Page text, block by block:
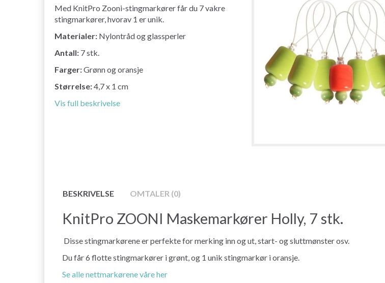
Med KnitPro Zooni-stingmarkører får du 7 vakre
stingmarkører, hvorav 1 er unik.
Materialer: Nylontråd og glassperler
Antall: 7 stk.
Farger:Grønn og oransje
Størrelse:4,7 x 1 cm
Vis full beskrivelse
BESKRIVELSE OMTALER (0)
KnitPro ZOONI Maskemarkører Holly, 7 stk.
Disse stingmarkørene er perfekte for merking inn og ut, start- og sluttmønster osv.
Du får 6 flotte stingmarkører i grønt, og 1 unik stingmarkør i oransje.
Se alle nettmarkørene våre her